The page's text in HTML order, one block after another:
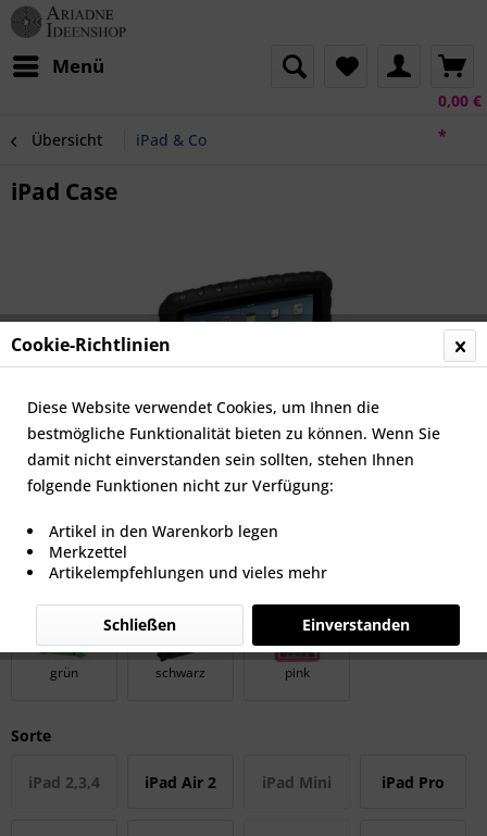
Menü
0,00 €
*
Übersicht iPad & Co
iPad Case
ab 29,95 € *
inkl. MwSt.zzgl. Versandkosten
Farbe
grün schwarz pink
Sorte
iPad 2,3,4 iPad Air 2 iPad Mini iPad Pro
Cookie-Richtlinien
Diese Website verwendet Cookies, um Ihnen die
bestmögliche Funktionalität bieten zu können. Wenn Sie
damit nicht einverstanden sein sollten, stehen Ihnen
folgende Funktionen nicht zur Verfügung:
Artikel in den Warenkorb legen
Merkzettel
Artikelempfehlungen und vieles mehr
Einverstanden
Schließen